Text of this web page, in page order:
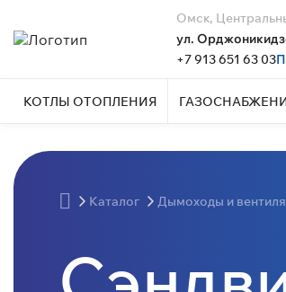
Омск,
ул.
+7 913 651 63 03
КОТЛЫ ОТОПЛЕНИЯ
Каталог Дымоходы и